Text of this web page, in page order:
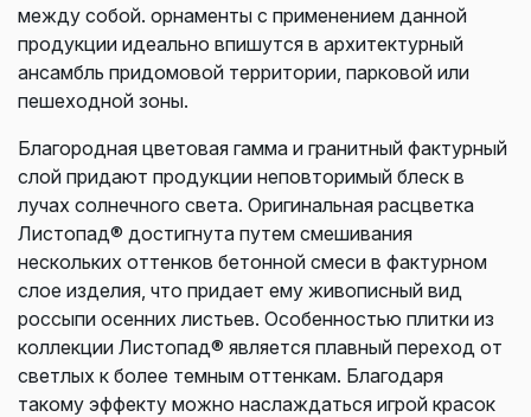
между собой. орнаменты с применением данной
продукции идеально впишутся в архитектурный
ансамбль придомовой территории, парковой или
пешеходной зоны.
Благородная цветовая гамма и гранитный фактурный
слой придают продукции неповторимый блеск в
лучах солнечного света. Оригинальная расцветка
Листопад® достигнута путем смешивания
нескольких оттенков бетонной смеси в фактурном
слое изделия, что придает ему живописный вид
россыпи осенних листьев. Особенностью плитки из
коллекции Листопад® является плавный переход от
светлых к более темным оттенкам. Благодаря
такому эффекту можно наслаждаться игрой красок